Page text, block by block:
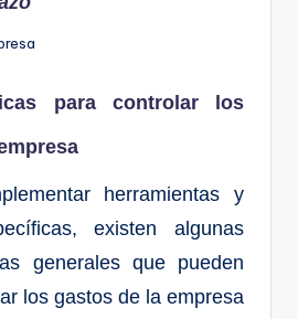
para controlar los
herramientas y
existen algunas
generales que pueden
los gastos de la empresa